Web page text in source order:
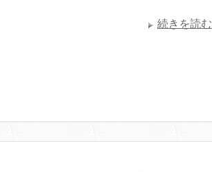
続きを読む